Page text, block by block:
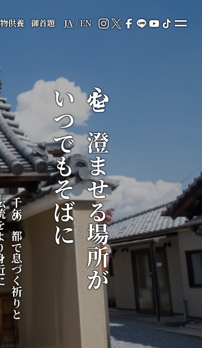
供養 御首題 JA/EN
心を澄ませる場所が
いつでもそばに
千年の都で息づく祈りと
近に